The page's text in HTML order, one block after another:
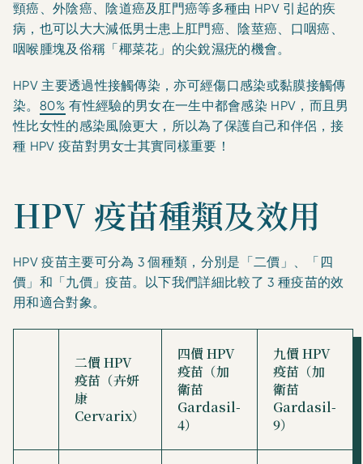
頸癌、外陰癌、陰道癌及肛門癌等多種由 HPV 引起的疾
病，也可以大大減低男士患上肛門癌、陰莖癌、口咽癌、
咽喉腫塊及俗稱「椰菜花」的尖銳濕疣的機會。
HPV 主要透過性接觸傳染，亦可經傷口感染或黏膜接觸傳
染。 80% 有性經驗的男女在一生中都會感染 HPV，而且男
性比女性的感染風險更大，所以為了保護自己和伴侶，接
種 HPV 疫苗對男女士其實同樣重要！
HPV 疫苗種類及效用
HPV 疫苗主要可分為 3 個種類，分別是「二價」、「四
價」和「九價」疫苗。以下我們詳細比較了 3 種疫苗的效
用和適合對象。
二價 HPV
疫苗（卉妍
康
Cervarix）
四價 HPV
疫苗（加
衛苗
Gardasil-
4）
九價 HPV
疫苗（加
衛苗
Gardasil-
9）